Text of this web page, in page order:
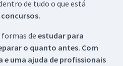
de tudo o que está
concursos.
formas de estudar para
o quanto antes. Com
uma ajuda de profissionais